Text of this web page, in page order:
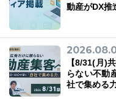
動産がDX推
【8/31(月)
らない不動
社で集める